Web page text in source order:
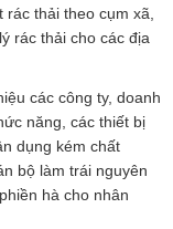
thải theo cụm xã,
rác thải cho các địa
các công ty, doanh
năng, các thiết bị
dụng kém chất
bộ làm trái nguyên
hà cho nhân